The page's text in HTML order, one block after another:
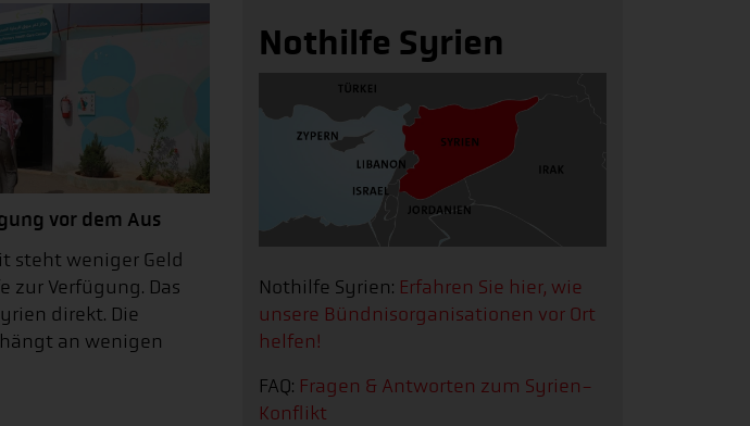
vor dem Aus
steht weniger Geld
zur Verfügung. Das
direkt. Die
an wenigen
Nothilfe Syrien
Nothilfe Syrien: Erfahren Sie hier, wie
unsere Bündnisorganisationen vor Ort
helfen!
FAQ: Fragen & Antworten zum Syrien-
Konflikt